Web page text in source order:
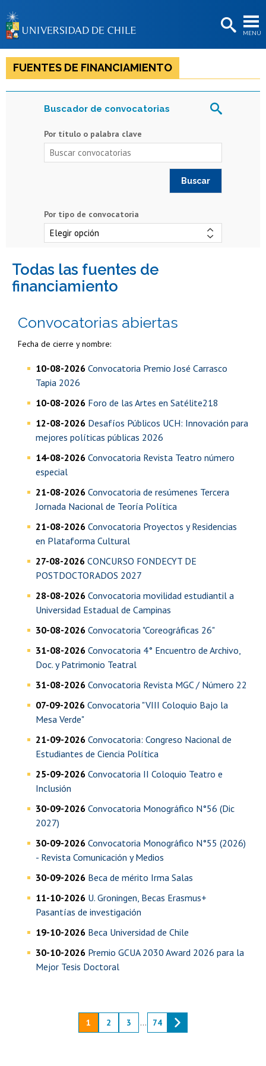
MENÚ
BIBLIOTECAS
LA UNIVERSIDAD
Estudiantes
Académicas/os
Funcionarias/os
FUENTES DE FINANCIAMIENTO
Buscador de convocatorias
Por título o palabra clave
Por tipo de convocatoria
todas las fuentes de
financiamiento
Convocatorias abiertas
Fecha de cierre y nombre:
10-08-2026 Convocatoria Premio José Carrasco
Tapia 2026
10-08-2026 Foro de las Artes en Satélite218
12-08-2026 Desafíos Públicos UCH: Innovación para
mejores políticas públicas 2026
14-08-2026 Convocatoria Revista Teatro número
especial
21-08-2026 Convocatoria de resúmenes Tercera
Jornada Nacional de Teoría Política
21-08-2026 Convocatoria Proyectos y Residencias
en Plataforma Cultural
27-08-2026 CONCURSO FONDECYT DE
POSTDOCTORADOS 2027
28-08-2026 Convocatoria movilidad estudiantil a
Universidad Estadual de Campinas
30-08-2026 Convocatoria "Coreográficas 26"
31-08-2026 Convocatoria 4° Encuentro de Archivo,
Doc. y Patrimonio Teatral
31-08-2026 Convocatoria Revista MGC / Número 22
07-09-2026 Convocatoria "VIII Coloquio Bajo la
Mesa Verde"
21-09-2026 Convocatoria: Congreso Nacional de
Estudiantes de Ciencia Política
25-09-2026 Convocatoria II Coloquio Teatro e
Inclusión
30-09-2026 Convocatoria Monográfico N°56 (Dic
2027)
30-09-2026 Convocatoria Monográfico N°55 (2026)
- Revista Comunicación y Medios
30-09-2026 Beca de mérito Irma Salas
11-10-2026 U. Groningen, Becas Erasmus+
Pasantías de investigación
19-10-2026 Beca Universidad de Chile
30-10-2026 Premio GCUA 2030 Award 2026 para la
Mejor Tesis Doctoral
1 2 3 ... 74